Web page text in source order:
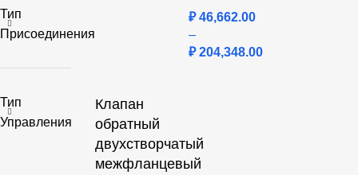
Тип
Присоединения
Тип
Управления
₽46,662.00
–
₽204,348.00
Клапан
обратный
двухстворчатый
межфланцевый